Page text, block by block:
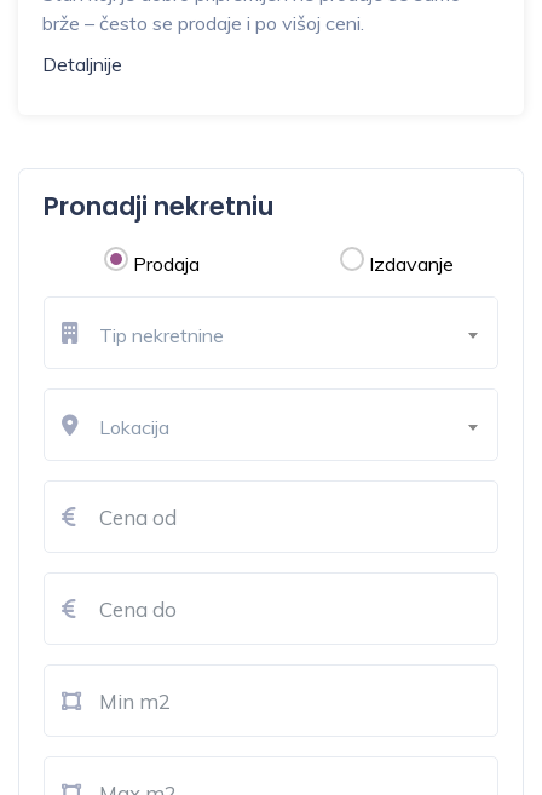
brže – često se prodaje i po višoj ceni.
Detaljnije
Pronadji nekretniu
Prodaja Izdavanje
Tip nekretnine
Lokacija